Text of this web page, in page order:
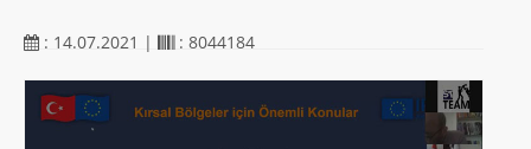
: 14.07.2021 | : 8044184